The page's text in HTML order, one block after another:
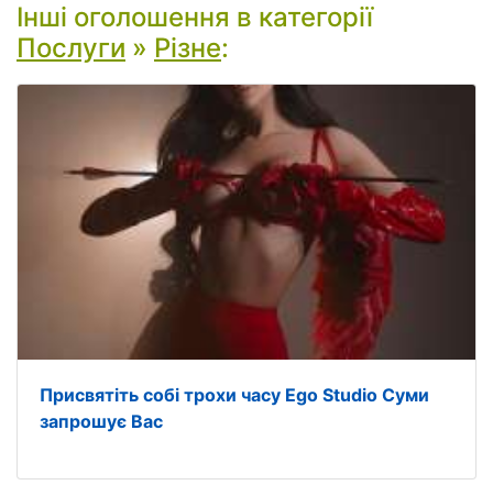
Інші оголошення в категорії
Послуги » Різне:
Присвятіть собі трохи часу Ego Studio Суми
запрошує Вас